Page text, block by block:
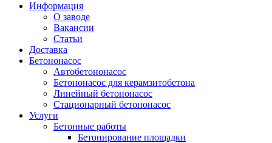
Информация
О заводе
Вакансии
Статьи
Доставка
Бетононасос
Автобетононасос
Бетононасос для керамзитобетона
Линейный бетононасос
Стационарный бетононасос
Услуги
Бетонные работы
Бетонирование площадки